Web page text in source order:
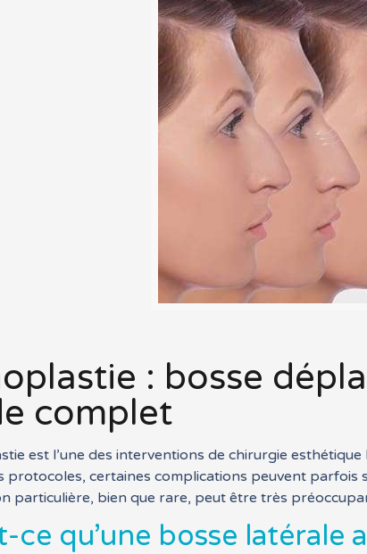
: bosse
complet
est l’une des interventions de chirurgie
protocoles, certaines complications peuvent parfois
particulière, bien que rare, peut être très
ce qu’une bosse latérale